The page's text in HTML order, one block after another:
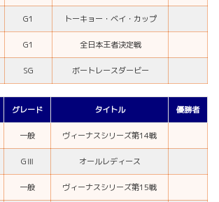
G1 トーキョー・ベイ・カップ
G1 全日本王者決定戦
SG ボートレースダービー
グレード タイトル 優勝者
一般 ヴィーナスシリーズ第14戦
GⅢ オールレディース
一般 ヴィーナスシリーズ第15戦